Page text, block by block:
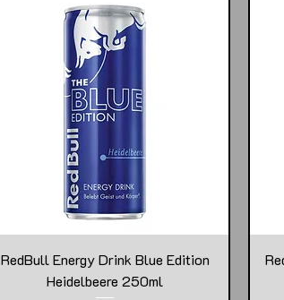
RedBull Energy Drink Blue Edition
Heidelbeere 250ml